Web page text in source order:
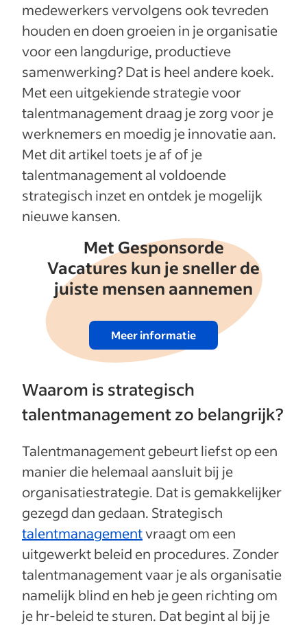
medewerkers vervolgens ook tevreden
houden en doen groeien in je organisatie
voor een langdurige, productieve
samenwerking? Dat is heel andere koek.
Met een uitgekiende strategie voor
talentmanagement draag je zorg voor je
werknemers en moedig je innovatie aan.
Met dit artikel toets je af of je
talentmanagement al voldoende
strategisch inzet en ontdek je mogelijk
nieuwe kansen.
Met Gesponsorde
Vacatures kun je sneller de
juiste mensen aannemen
Meer informatie
Waarom is strategisch
talentmanagement zo belangrijk?
Talentmanagement gebeurt liefst op een
manier die helemaal aansluit bij je
organisatiestrategie. Dat is gemakkelijker
gezegd dan gedaan. Strategisch
talentmanagementvraagt om een
uitgewerkt beleid en procedures. Zonder
talentmanagement vaar je als organisatie
namelijk blind en heb je geen richting om
je hr-beleid te sturen. Dat begint al bij je